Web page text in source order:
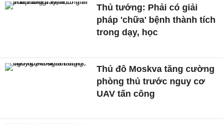
Thủ tướng: Phải có giải
pháp 'chữa' bệnh thành tích
trong dạy, học
Thủ đô Moskva tăng cường
phòng thủ trước nguy cơ
UAV tấn công